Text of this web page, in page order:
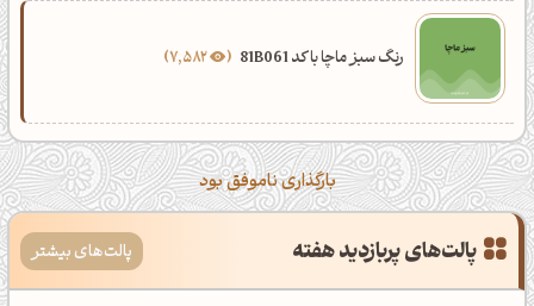
رنگ سبز ماچا با کد 81B061 7,582
بارگذاری ناموفق بود
پالت‌های پربازدید هفته پالت‌های بیشتر